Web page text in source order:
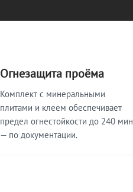
Огнезащита проёма
Комплект с минеральными
плитами и клеем обеспечивает
предел огнестойкости до 240 мин
— по документации.